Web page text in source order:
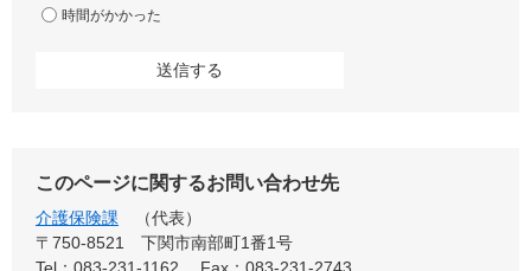
時間がかかった
このページに関するお問い合わせ先
介護保険課
代表
〒750-8521
下関市南部町1番1号